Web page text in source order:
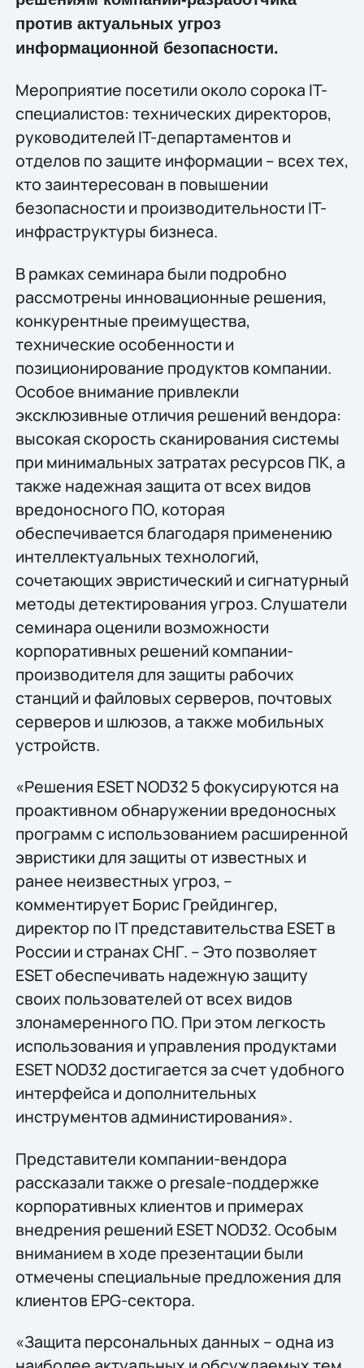
против актуальных угроз
информационной безопасности.
Мероприятие посетили около сорока IT-
специалистов: технических директоров,
руководителей IT-департаментов и
отделов по защите информации – всех тех,
кто заинтересован в повышении
безопасности и производительности IT-
инфраструктуры бизнеса.
В рамках семинара были подробно
рассмотрены инновационные решения,
конкурентные преимущества,
технические особенности и
позиционирование продуктов компании.
Особое внимание привлекли
эксклюзивные отличия решений вендора:
высокая скорость сканирования системы
при минимальных затратах ресурсов ПК, а
также надежная защита от всех видов
вредоносного ПО, которая
обеспечивается благодаря применению
интеллектуальных технологий,
сочетающих эвристический и сигнатурный
методы детектирования угроз. Слушатели
семинара оценили возможности
корпоративных решений компании-
производителя для защиты рабочих
станций и файловых серверов, почтовых
серверов и шлюзов, а также мобильных
устройств.
«Решения ESET NOD32 5 фокусируются на
проактивном обнаружении вредоносных
программ с использованием расширенной
эвристики для защиты от известных и
ранее неизвестных угроз, –
комментирует Борис Грейдингер,
директор по IT представительства ESET в
России и странах СНГ. – Это позволяет
ESET обеспечивать надежную защиту
своих пользователей от всех видов
злонамеренного ПО. При этом легкость
использования и управления продуктами
ESET NOD32 достигается за счет удобного
интерфейса и дополнительных
инструментов администирования».
Представители компании-вендора
рассказали также о presale-поддержке
корпоративных клиентов и примерах
внедрения решений ESET NOD32. Особым
вниманием в ходе презентации были
отмечены специальные предложения для
клиентов EPG-сектора.
«Защита персональных данных – одна из